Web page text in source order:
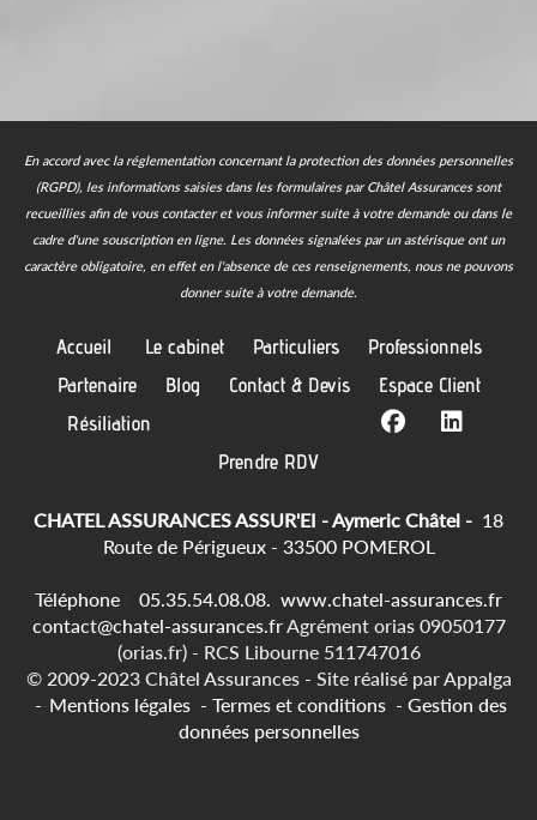
En accord avec la réglementation concernant la protection des données personnelles
(RGPD), les informations saisies dans les formulaires par Châtel Assurances sont
recueillies afin de vous contacter et vous informer suite à votre demande ou dans le
cadre d'une souscription en ligne. Les données signalées par un astérisque ont un
caractère obligatoire, en effet en l'absence de ces renseignements, nous ne pouvons
donner suite à votre demande.
Accueil Le cabinet Particuliers
Professionnels
Partenaire
Blog Contact & Devis
Espace Client
Résiliation
Prendre RDV
CHATEL ASSURANCES ASSUR'EI - Aymeric Châtel - 18
Route de Périgueux - 33500 POMEROL
Téléphone 05.35.54.08.08. www.chatel-assurances.fr
contact@chatel-assurances.frAgrément orias 09050177
(orias.fr) - RCS Libourne 511747016
© 2009-2023 Châtel Assurances - Site réalisé parAppalga
- Mentions légales - Termes et conditions - Gestion des
données personnelles